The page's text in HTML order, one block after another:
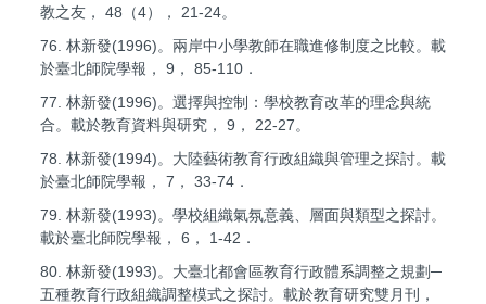
教之友， 48（4）， 21-24。
76. 林新發(1996)。兩岸中小學教師在職進修制度之比較。載
於臺北師院學報， 9， 85-110．
77. 林新發(1996)。選擇與控制：學校教育改革的理念與統
合。載於教育資料與研究， 9， 22-27。
78. 林新發(1994)。大陸藝術教育行政組織與管理之探討。載
於臺北師院學報， 7， 33-74．
79. 林新發(1993)。學校組織氣氛意義、層面與類型之探討。
載於臺北師院學報， 6， 1-42．
80. 林新發(1993)。大臺北都會區教育行政體系調整之規劃─
五種教育行政組織調整模式之探討。載於教育研究雙月刊，